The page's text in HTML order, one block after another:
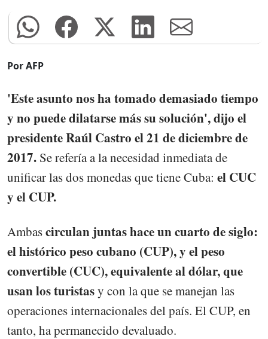
Por AFP
'Este asunto nos ha tomado demasiado tiempo
y no puede dilatarse más su solución', dijo el
presidente Raúl Castro el 21 de diciembre de
2017. Se refería a la necesidad inmediata de
unificar las dos monedas que tiene Cuba: el CUC
y el CUP.
Ambascirculan juntas hace un cuarto de siglo:
el histórico peso cubano (CUP), y el peso
convertible (CUC), equivalente al dólar, que
usan los turistasy con la que se manejan las
operaciones internacionales del país. El CUP, en
tanto, ha permanecido devaluado.